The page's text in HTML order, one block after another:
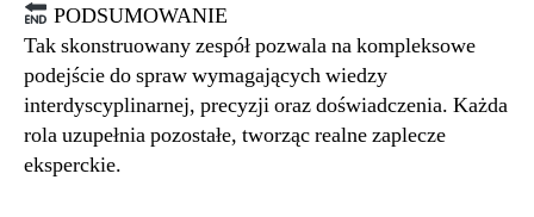
PODSUMOWANIE
Tak skonstruowany zespół pozwala na kompleksowe
podejście do spraw wymagających wiedzy
interdyscyplinarnej, precyzji oraz doświadczenia. Każda
rola uzupełnia pozostałe, tworząc realne zaplecze
eksperckie.